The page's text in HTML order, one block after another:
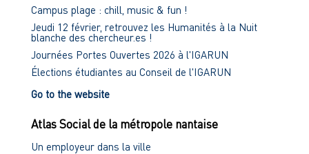
Campus plage : chill, music & fun !
Jeudi 12 février, retrouvez les Humanités à la Nuit
blanche des chercheur.es !
Journées Portes Ouvertes 2026 à l'IGARUN
Élections étudiantes au Conseil de l'IGARUN
Go to the website
Atlas Social de la métropole nantaise
Un employeur dans la ville